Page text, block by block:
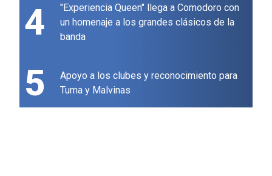
4
"Experiencia Queen" llega a Comodoro con
un homenaje a los grandes clásicos de la
banda
5
Apoyo a los clubes y reconocimiento para
Tuma y Malvinas